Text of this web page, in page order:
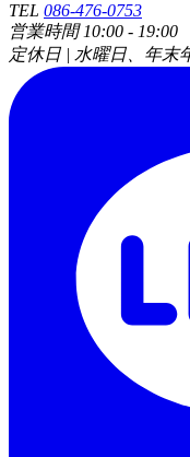
TEL 086-476-0753
営業時間 10:00 - 19:00
定休日 | 水曜日、年末